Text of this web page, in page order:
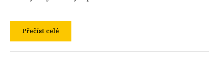
Přečíst celé